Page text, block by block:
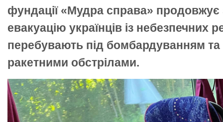
фундації «Мудра справа» продовжує
евакуацію українців із небезпечних
перебувають під бомбардуванням та
ракетними обстрілами.